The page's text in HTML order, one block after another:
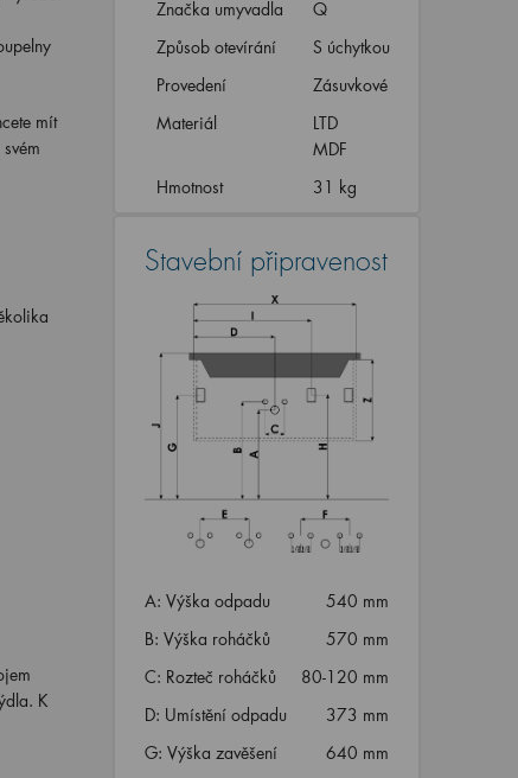
mít
K
Značka umyvadla
Q
Způsob otevírání
S úchytkou
Provedení
Zásuvkové
Materiál
LTD
MDF
Hmotnost
31 kg
Stavební připravenost
A: Výška odpadu
540 mm
B: Výška roháčků
570 mm
C: Rozteč roháčků
80-120 mm
D: Umístění odpadu
373 mm
G: Výška zavěšení
640 mm